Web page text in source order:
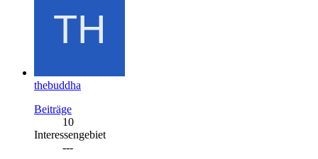
thebuddha
Beiträge
10
Interessengebiet
---